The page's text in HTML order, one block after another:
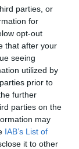
parties, or
for
opt-out
that after your
seeing
utilized by
prior to
further
parties on the
may
IAB’s List of
it to other
bármi
téged, ha
volt.
földre az
odajött
a